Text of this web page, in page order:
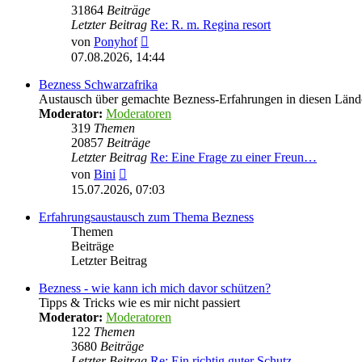
31864 Beiträge
Letzter Beitrag Re: R. m. Regina resort
von Ponyhof
Beitrag
07.08.2026, 14:44
Bezness Schwarzafrika
Austausch über gemachte Bezness-Erfahrungen in diesen
Moderator: Moderatoren
319 Themen
20857 Beiträge
Letzter Beitrag Re: Eine Frage zu einer Freun…
von Bini
Beitrag
15.07.2026, 07:03
Erfahrungsaustausch zum Thema Bezness
Themen
Beiträge
Letzter Beitrag
Bezness - wie kann ich mich davor schützen?
Tipps & Tricks wie es mir nicht passiert
Moderator: Moderatoren
122 Themen
3680 Beiträge